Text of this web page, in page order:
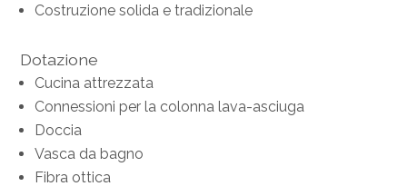
Costruzione solida e tradizionale
Dotazione
Cucina attrezzata
Connessioni per la colonna lava-asciuga
Doccia
Vasca da bagno
Fibra ottica